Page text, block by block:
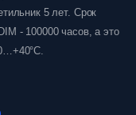
5 лет. Срок
- 100000 часов, а это